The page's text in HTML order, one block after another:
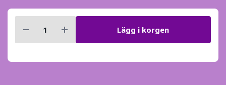
Lägg i korgen